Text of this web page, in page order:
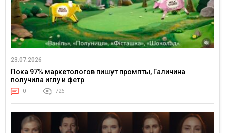
23.07.2026
Пока 97% маркетологов пишут промпты, Галичина
получила иглу и фетр
0 726